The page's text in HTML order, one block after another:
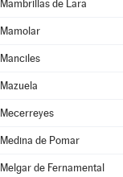
Mambrillas de Lara
Mamolar
Manciles
Mazuela
Mecerreyes
Medina de Pomar
Melgar de Fernamental